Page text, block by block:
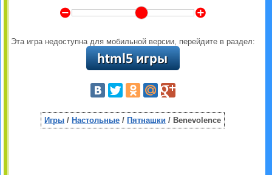
Y Z
Эта игра недоступна для мобильной версии, перейдите в раздел:
Игры / Настольные / Пятнашки / Benevolence